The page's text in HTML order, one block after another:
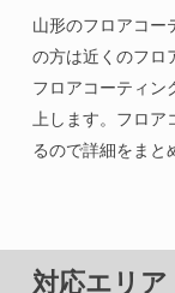
山形のフロアコー
の方は近くのフロ
フロアコーティン
上します。フロア
るので詳細をまと
対応エリ